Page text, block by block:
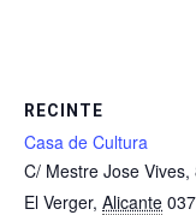
RECINTE
Casa de Cultura
C/ Mestre Jose Vives,
El Verger, Alicante